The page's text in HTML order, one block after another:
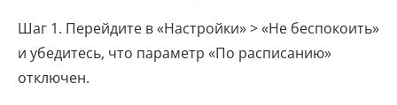
Шаг 1. Перейдите в «Настройки» > «Не беспокоить»
и убедитесь, что параметр «По расписанию»
отключен.